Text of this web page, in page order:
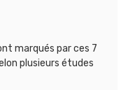
marqués par ces 7
plusieurs études